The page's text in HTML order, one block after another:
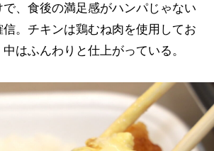
、食後の満足感がハンパじゃない
。チキンは鶏むね肉を使用してお
はふんわりと仕上がっている。